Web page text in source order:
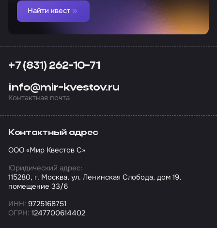
Найти квест
+7 (831) 262-10-71
info@mir-kvestov.ru
Контактная почта
Контактный адрес
ООО «Мир Квестов С»
Юридический адрес:
115280, г. Москва, ул. Ленинская Слобода, дом 19,
помещение 33/6
ИНН: 9725168751
ОГРН: 1247700614402